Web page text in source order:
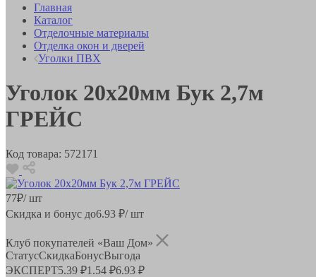
Главная
Каталог
Отделочные материалы
Отделка окон и дверей
Уголки ПВХ
Уголок 20х20мм Бук 2,7м
ГРЕЙС
Код товара: 572171
77₽/ шт
Скидка и бонус до6.93 ₽/ шт
Клуб покупателей «Ваш Дом»
СтатусСкидкаБонусВыгода
ЭКСПЕРТ5.39 ₽1.54 ₽6.93 ₽